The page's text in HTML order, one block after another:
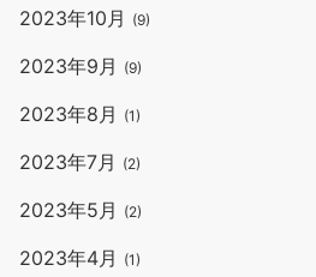
2023年10月 (9)
2023年9月 (9)
2023年8月 (1)
2023年7月 (2)
2023年5月 (2)
2023年4月 (1)